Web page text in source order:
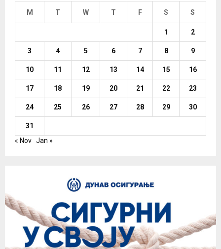
M T W T F S S
1 2
3 4 5 6 7 8 9
10 11 12 13 14 15 16
17 18 19 20 21 22 23
24 25 26 27 28 29 30
31
« Nov Jan »